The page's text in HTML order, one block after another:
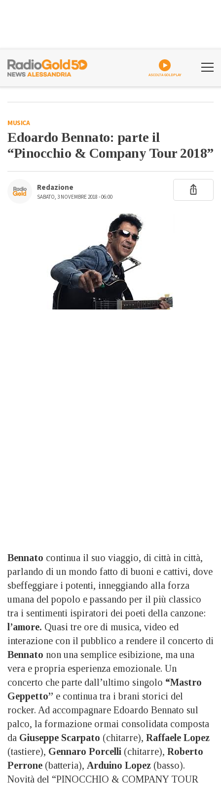
ASCOLTA GOLDPLAY
MUSICA
Edoardo Bennato: parte il
“Pinocchio & Company Tour 2018”
Redazione
SABATO, 3 NOVEMBRE 2018 - 06:00
Bennato continua il suo viaggio, di città in città,
parlando di un mondo fatto di buoni e cattivi, dove
sbeffeggiare i potenti, inneggiando alla forza
umana del popolo e passando per il più classico
tra i sentimenti ispiratori dei poeti della canzone:
l’amore. Quasi tre ore di musica, video ed
interazione con il pubblico a rendere il concerto di
Bennato non una semplice esibizione, ma una
vera e propria esperienza emozionale. Un
concerto che parte dall’ultimo singolo “Mastro
Geppetto” e continua tra i brani storici del
rocker. Ad accompagnare Edoardo Bennato sul
palco, la formazione ormai consolidata composta
da Giuseppe Scarpato (chitarre), Raffaele Lopez
(tastiere), Gennaro Porcelli (chitarre), Roberto
Perrone (batteria), Arduino Lopez (basso).
Novità del “PINOCCHIO & COMPANY TOUR